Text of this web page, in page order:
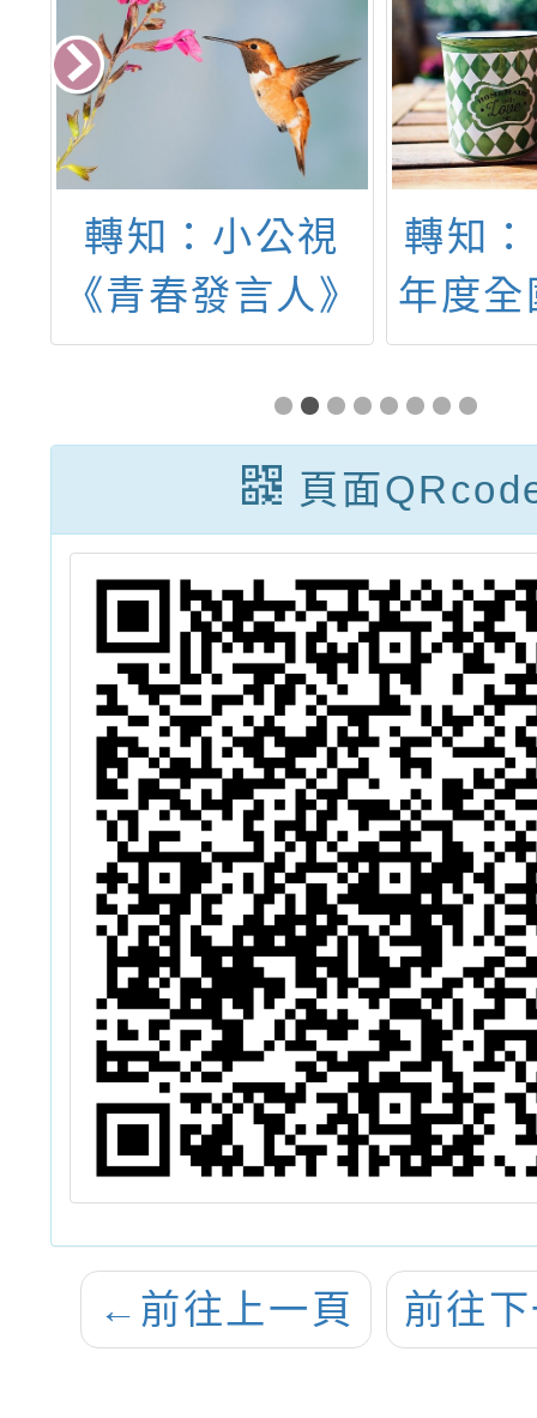
轉知：小公視
《青春發言人》
節目「AI與我們
的距離」主題教
學資源
轉知
年度
術比
賽桃
書寫
頁面
← 前往上一頁 前往